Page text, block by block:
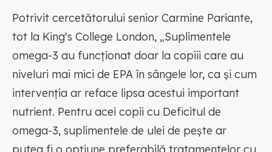
Potrivit cercetătorului senior Carmine Pariante,
tot la King's College London, „Suplimentele
omega-3 au funcționat doar la copiii care au
niveluri mai mici de EPA în sângele lor, ca și cum
intervenția ar reface lipsa acestui important
nutrient. Pentru acei copii cu Deficitul de
omega-3, suplimentele de ulei de pește ar